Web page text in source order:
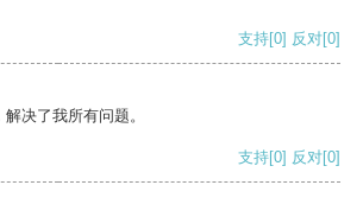
支持[0] 反对[0]
决了我所有问题。
支持[0] 反对[0]